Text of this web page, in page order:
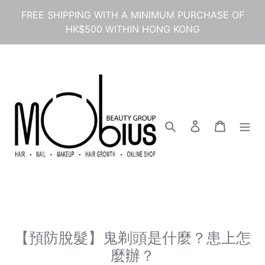
FREE SHIPPING WITH A MINIMUM PURCHASE OF
HK$500 WITHIN HONG KONG
Search Log in Cart
【預防脫髮】鬼剃頭是什麼？患上怎
麼辦？